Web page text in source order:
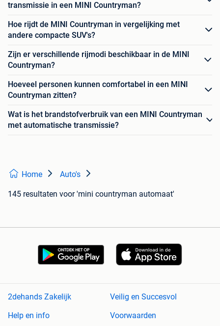
transmissie in een MINI Countryman?
Hoe rijdt de MINI Countryman in vergelijking met
andere compacte SUV's?
Zijn er verschillende rijmodi beschikbaar in de MINI
Countryman?
Hoeveel personen kunnen comfortabel in een MINI
Countryman zitten?
Wat is het brandstofverbruik van een MINI Countryman
met automatische transmissie?
Home Auto's
145 resultaten voor 'mini countryman automaat'
2dehands Zakelijk
Veilig en Succesvol
Help en info
Voorwaarden